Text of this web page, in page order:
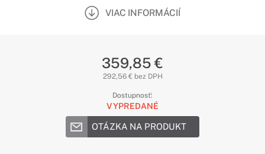
VIAC INFORMÁCIÍ
359,85 €
292,56 € bez DPH
Dostupnosť:
VYPREDANÉ
OTÁZKA NA PRODUKT